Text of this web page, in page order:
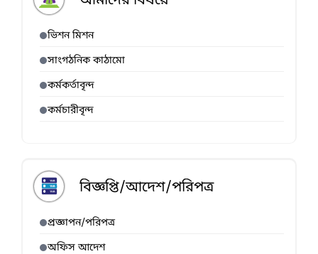
ভিশন মিশন
সাংগঠনিক কাঠামো
কর্মকর্তাবৃন্দ
কর্মচারীবৃন্দ
বিজ্ঞপ্তি/আদেশ/পরিপত্র
প্রজ্ঞাপন/পরিপত্র
অফিস আদেশ